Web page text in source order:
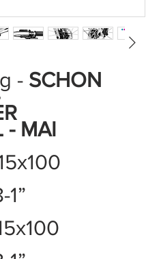
- SCHON
- MAI